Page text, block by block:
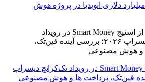
سرمایه‌گذاری ۱ میلیارد دلاری انویدیا در پروژه هوش
رونمایی از استیج Smart Money در رویداد تک‌کرانچ دیسراپ